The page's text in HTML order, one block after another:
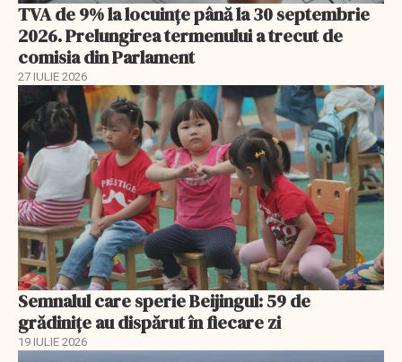
TVA de 9% la locuințe până la 30 septembrie
2026. Prelungirea termenului a trecut de
comisia din Parlament
27 IULIE 2026
Semnalul care sperie Beijingul: 59 de
grădinițe au dispărut în fiecare zi
19 IULIE 2026